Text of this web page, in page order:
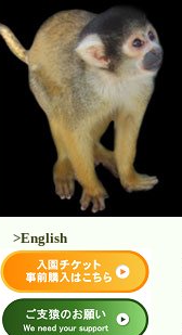
>English